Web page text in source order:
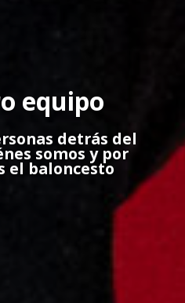
equipo
detrás del
somos y por
el baloncesto